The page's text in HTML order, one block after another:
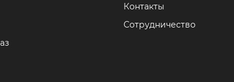
Контакты
Сотрудничество